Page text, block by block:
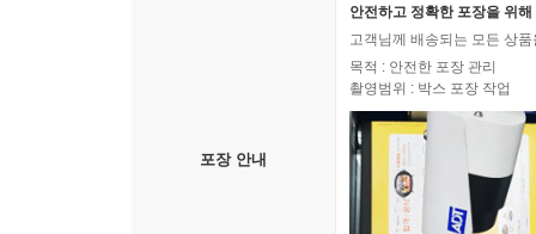
포장 안내
안전하고 정확한 포장을 위
고객님께 배송되는 모든 상
목적 : 안전한 포장 관리
촬영범위 : 박스 포장 작업